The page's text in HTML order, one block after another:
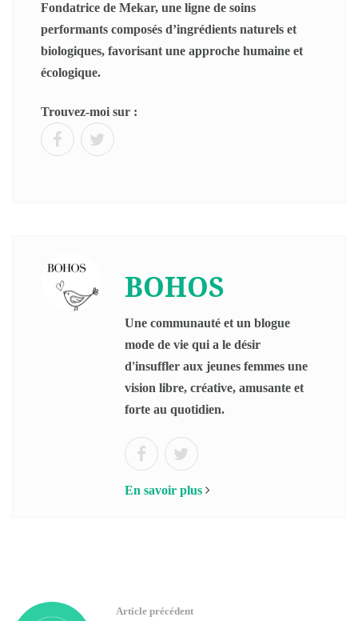
Fondatrice de Mekar, une ligne de soins
performants composés d’ingrédients naturels et
biologiques, favorisant une approche humaine et
écologique.
Trouvez-moi sur :
BOHOS
Une communauté et un blogue
mode de vie qui a le désir
d'insuffler aux jeunes femmes une
vision libre, créative, amusante et
forte au quotidien.
En savoir plus
Article précédent